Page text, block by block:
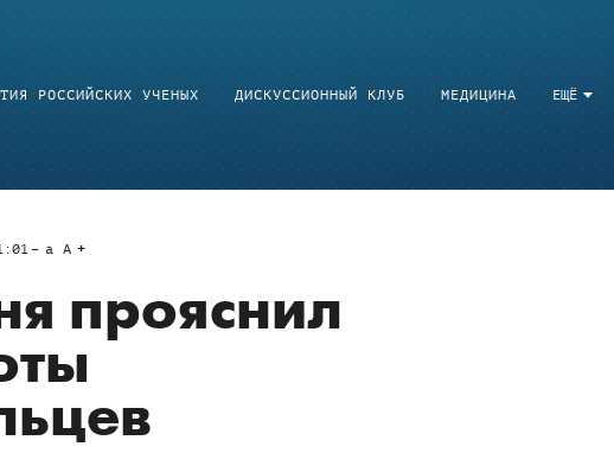
ЕЩЁ
РОССИЙСКИХ УЧЕНЫХ ДИСКУССИОННЫЙ КЛУБ МЕДИЦИНА
a A
прояснил